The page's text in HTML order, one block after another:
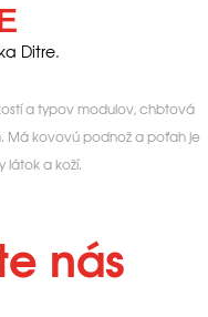
Ditre.
a typov modulov, chbtová
Má kovovú podnož a poťah je
látok a koží.
nás